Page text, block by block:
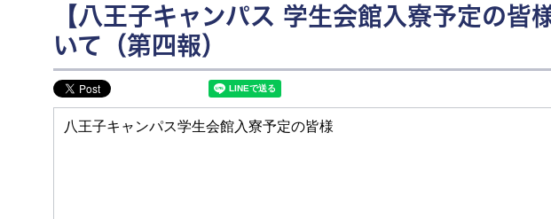
【八王子キャンパス 学生会館入寮予定の皆
いて（第四報）
八王子キャンパス学生会館入寮予定の皆様